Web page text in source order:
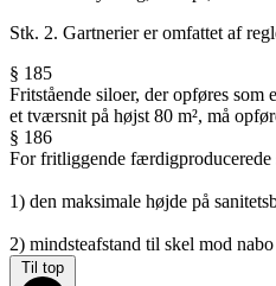
Stk. 2. Gartnerier er omfattet af
§ 185
Fritstående siloer, der opføres
et tværsnit på højst 80 m², må
§ 186
For fritliggende færdigproducerede
1) den maksimale højde på
2) mindsteafstand til skel mod
Til top